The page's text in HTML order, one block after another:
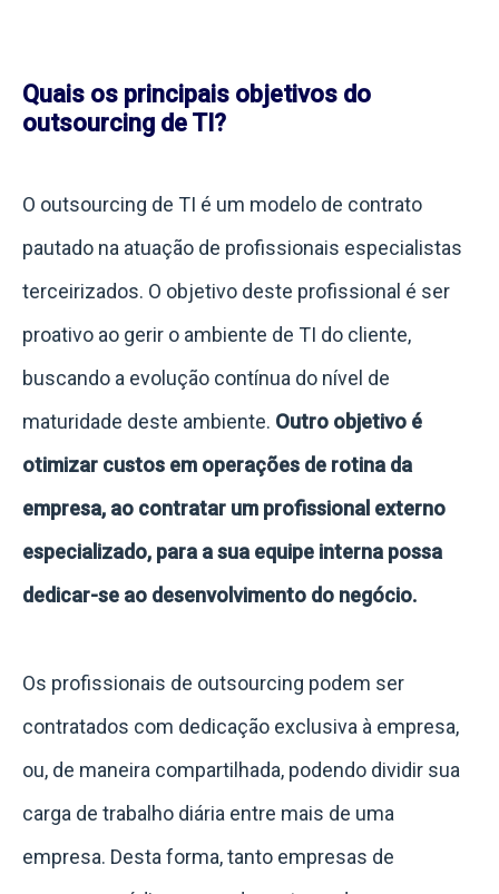
Quais os principais objetivos do
outsourcing de TI?
O outsourcing de TI é um modelo de contrato
pautado na atuação de profissionais especialistas
terceirizados. O objetivo deste profissional é ser
proativo ao gerir o ambiente de TI do cliente,
buscando a evolução contínua do nível de
maturidade deste ambiente. Outro objetivo é
otimizar custos em operações de rotina da
empresa, ao contratar um profissional externo
especializado, para a sua equipe interna possa
dedicar-se ao desenvolvimento do negócio.
Os profissionais de outsourcing podem ser
contratados com dedicação exclusiva à empresa,
ou, de maneira compartilhada, podendo dividir sua
carga de trabalho diária entre mais de uma
empresa. Desta forma, tanto empresas de